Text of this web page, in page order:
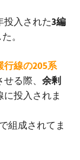
投入された3編
。
線の205系
せる際、 余剰
投入されま
で組成されてま